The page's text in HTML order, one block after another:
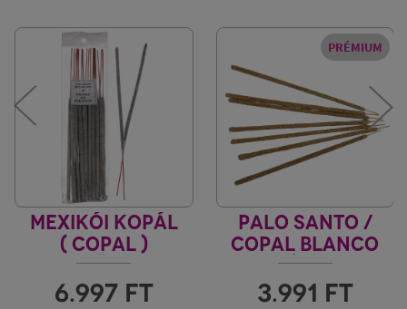
MEXIKÓI KOPÁL
( COPAL )
FÜSTÖLŐPÁLCIKA
6.997 FT
PRÉMIUM
PALO SANTO /
COPAL BLANCO
PRÉMIUM
FÜSTÖLŐPÁLCIKA
3.991 FT